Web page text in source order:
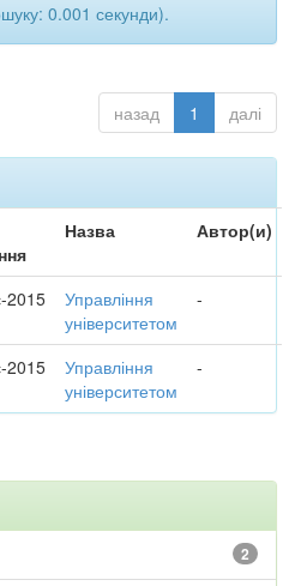
0.001 секунди).
назад 1 далі
Назва Автор(и)
2015
Управління
університетом
-
2015
Управління
університетом
-
2